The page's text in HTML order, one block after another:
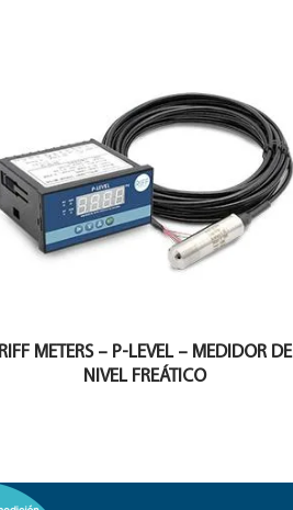
RIFF METERS – P-LEVEL – MEDIDOR DE
NIVEL FREÁTICO